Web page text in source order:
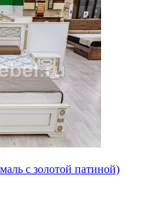
с золотой патиной)